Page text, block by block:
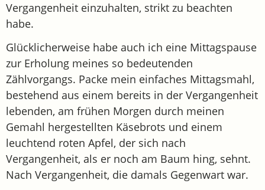
Vergangenheit einzuhalten, strikt zu beachten
habe.
Glücklicherweise habe auch ich eine Mittagspause
zur Erholung meines so bedeutenden
Zählvorgangs. Packe mein einfaches Mittagsmahl,
bestehend aus einem bereits in der Vergangenheit
lebenden, am frühen Morgen durch meinen
Gemahl hergestellten Käsebrots und einem
leuchtend roten Apfel, der sich nach
Vergangenheit, als er noch am Baum hing, sehnt.
Nach Vergangenheit, die damals Gegenwart war.